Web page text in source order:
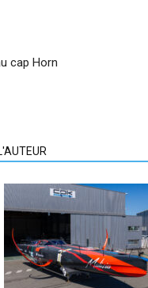
cap Horn